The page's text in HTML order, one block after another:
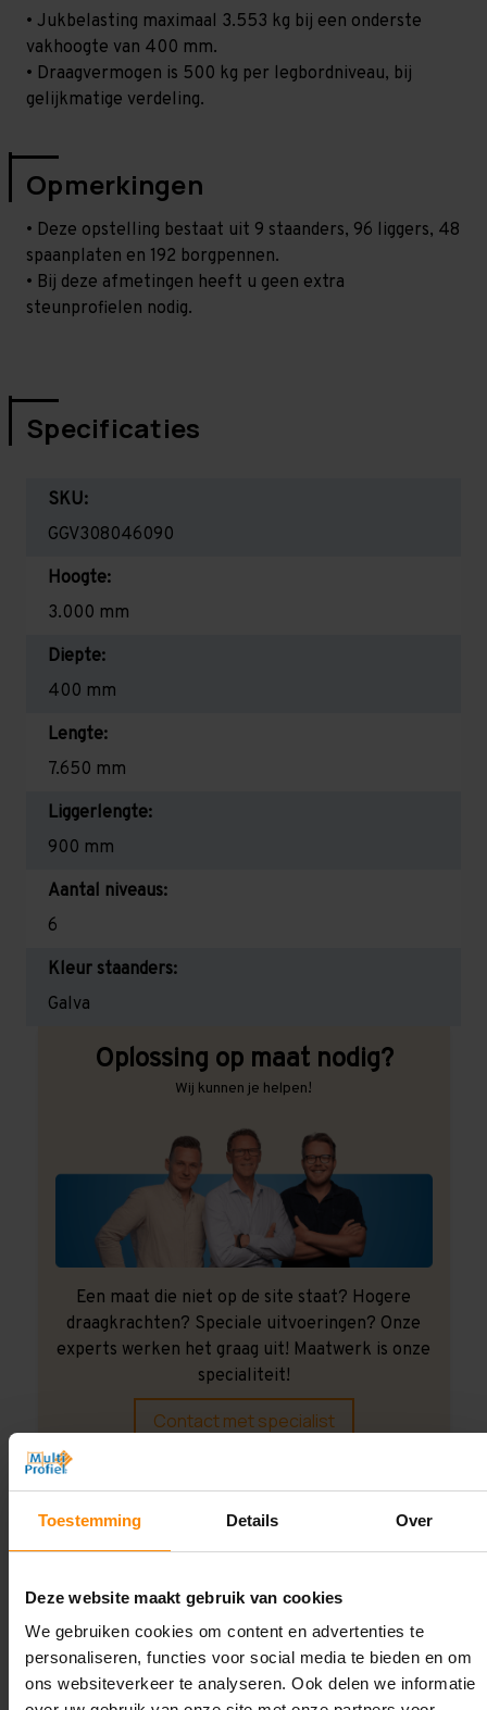
Toestemming Details Over
Deze website maakt gebruik van cookies
We gebruiken cookies om content en advertenties te
personaliseren, functies voor social media te bieden en om
ons websiteverkeer te analyseren. Ook delen we informatie
• Jukbelasting maximaal 3.553 kg bij een onderste
vakhoogte van 400 mm.
• Draagvermogen is 500 kg per legbordniveau, bij
gelijkmatige verdeling.
Opmerkingen
• Deze opstelling bestaat uit 9 staanders, 96 liggers, 48
spaanplaten en 192 borgpennen.
• Bij deze afmetingen heeft u geen extra
steunprofielen nodig.
Specificaties
SKU:
GGV308046090
Hoogte:
3.000 mm
Diepte:
400 mm
Lengte:
7.650 mm
Liggerlengte:
900 mm
Aantal niveaus:
6
Kleur staanders:
Galva
Oplossing op maat nodig?
Wij kunnen je helpen!
Een maat die niet op de site staat? Hogere
draagkrachten? Speciale uitvoeringen? Onze
experts werken het graag uit! Maatwerk is onze
specialiteit!
Contact met specialist
Montage uitbesteden?
Laat ons het doen!